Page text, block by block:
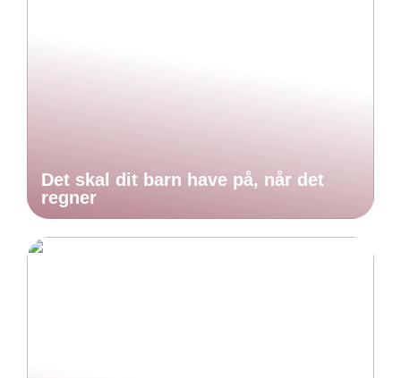
Det skal dit barn have på, når det
regner